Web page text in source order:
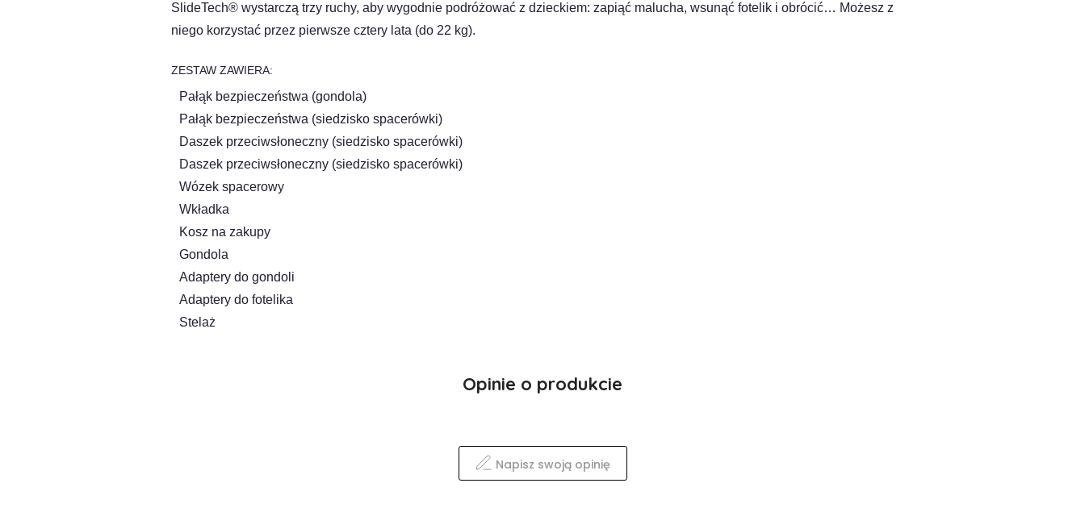
SlideTech® wystarczą trzy ruchy, aby wygodnie podróżować z dzieckiem: zapiąć malucha, wsunąć fotelik i obrócić… Możesz z
niego korzystać przez pierwsze cztery lata (do 22 kg).
ZESTAW ZAWIERA:
Pałąk bezpieczeństwa (gondola)
Pałąk bezpieczeństwa (siedzisko spacerówki)
Daszek przeciwsłoneczny (siedzisko spacerówki)
Daszek przeciwsłoneczny (siedzisko spacerówki)
Wózek spacerowy
Wkładka
Kosz na zakupy
Gondola
Adaptery do gondoli
Adaptery do fotelika
Stelaż
Opinie o produkcie
Napisz swoją opinię